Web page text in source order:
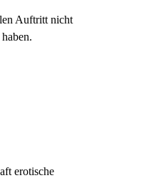
Auftritt nicht
erotische